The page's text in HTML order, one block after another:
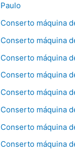
Paulo
Conserto máquina
Conserto máquina
Conserto máquina
Conserto máquina
Conserto máquina
Conserto máquina
Conserto máquina
Conserto máquina